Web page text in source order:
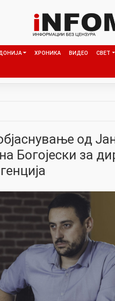
ХРОНИКА ВИДЕО СВЕТ
од
Богојески за